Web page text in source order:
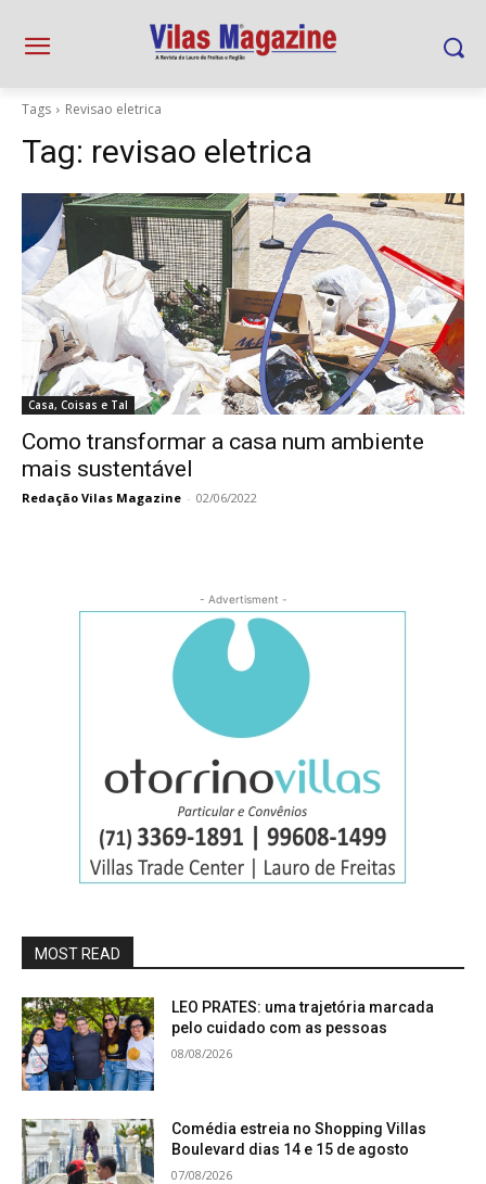
Tags Revisao eletrica
Tag: revisao eletrica
Casa, Coisas e Tal
Como transformar a casa num ambiente
mais sustentável
Redação Vilas Magazine - 02/06/2022
- Advertisment -
MOST READ
LEO PRATES: uma trajetória marcada
pelo cuidado com as pessoas
08/08/2026
Comédia estreia no Shopping Villas
Boulevard dias 14 e 15 de agosto
07/08/2026